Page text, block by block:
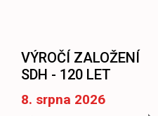
VÝROČÍ ZALOŽENÍ
SDH - 120 LET
8. srpna 2026